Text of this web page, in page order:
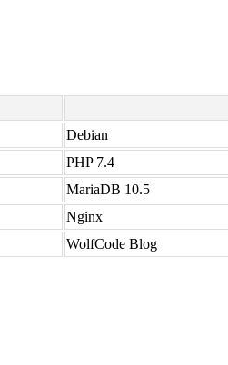
Debian
PHP 7.4
MariaDB 10.5
Nginx
WolfCode Blog